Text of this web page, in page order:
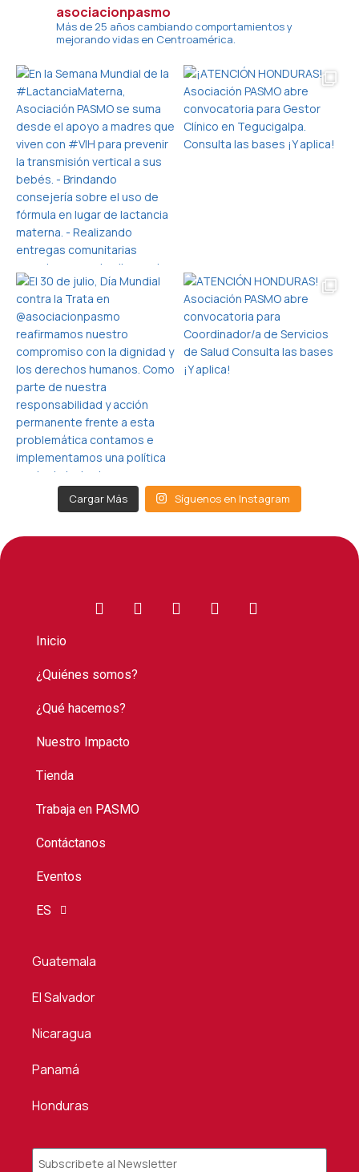
asociacionpasmo
Más de 25 años cambiando comportamientos y
mejorando vidas en Centroamérica.
Cargar Más Síguenos en Instagram
Inicio
¿Quiénes somos?
¿Qué hacemos?
Nuestro Impacto
Tienda
Trabaja en PASMO
Contáctanos
Eventos
ES
Guatemala
El Salvador
Nicaragua
Panamá
Honduras